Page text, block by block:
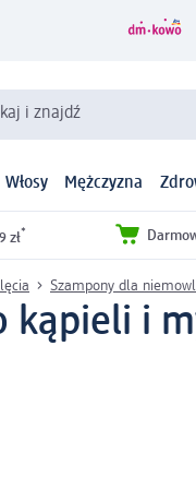
i znajdź
Włosy Mężczyzna
zł*
Szampony dla
kąpieli i